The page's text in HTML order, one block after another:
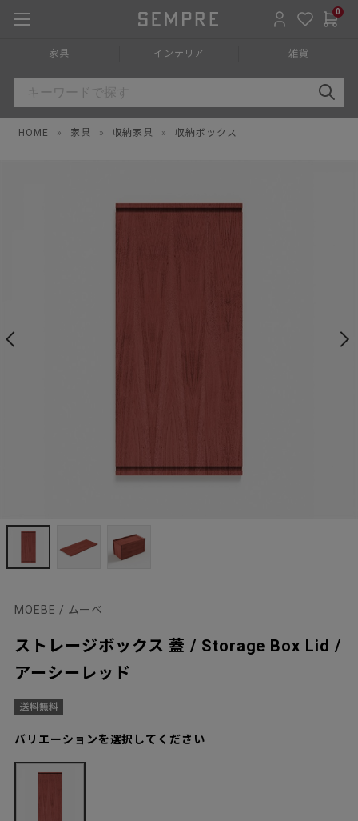
0
家具 インテリア 雑貨
HOME » 家具 » 収納家具 » 収納ボックス
MOEBE / ムーベ
ストレージボックス 蓋 / Storage Box Lid /
アーシーレッド
バリエーションを選択してください